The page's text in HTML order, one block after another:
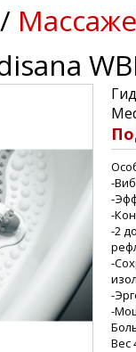
/
-
-
-
-2
-
-
-
Вес